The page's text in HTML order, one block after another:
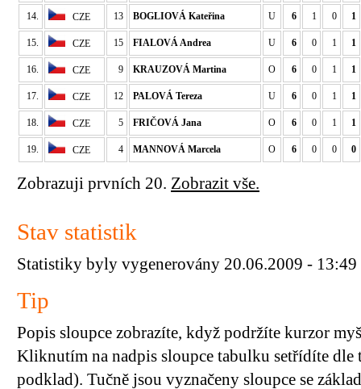
14. CZE 13 BOGLIOVÁ Kateřina U 6 1 0 1
15. CZE 15 FIALOVÁ Andrea U 6 0 1 1
16. CZE 9 KRAUZOVÁ Martina O 6 0 1 1
17. CZE 12 PALOVÁ Tereza U 6 0 1 1
18. CZE 5 FRIČOVÁ Jana O 6 0 1 1
19. CZE 4 MANNOVÁ Marcela O 6 0 0 0
Zobrazuji prvních 20. Zobrazit vše.
Stav statistik
Statistiky byly vygenerovány 20.06.2009 - 13:49
Tip
Popis sloupce zobrazíte, když podržíte kurzor
Kliknutím na nadpis sloupce tabulku setřídíte dle
podklad). Tučně jsou vyznačeny sloupce se